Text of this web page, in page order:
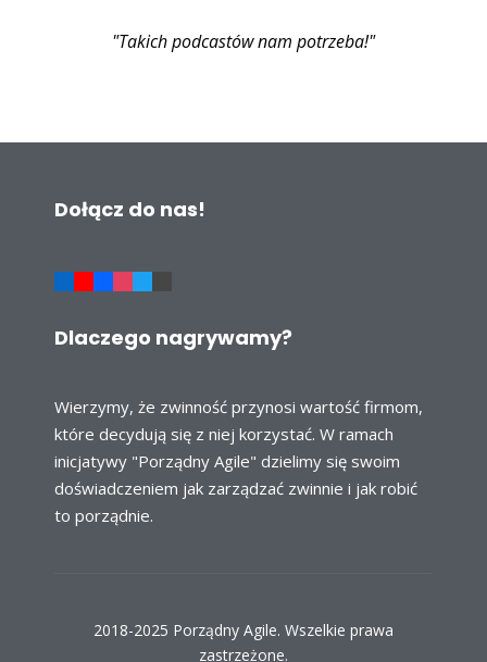
"Takich podcastów nam potrzeba!"
Dołącz do nas!
Dlaczego nagrywamy?
Wierzymy, że zwinność przynosi wartość firmom,
które decydują się z niej korzystać. W ramach
inicjatywy "Porządny Agile" dzielimy się swoim
doświadczeniem jak zarządzać zwinnie i jak robić
to porządnie.
2018-2025 Porządny Agile. Wszelkie prawa
zastrzeżone.